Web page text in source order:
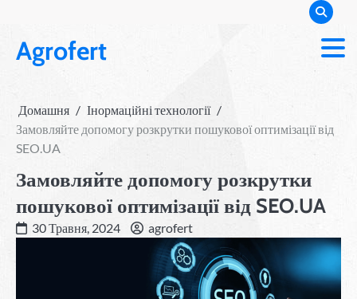
вмістуAgrofert
Домашня
Інормаційні технології
Замовляйте допомогу розкрутки пошукової оптимізації від
SEO.UA
Замовляйте допомогу розкрутки
пошукової оптимізації від SEO.UA
30 Травня, 2024 agrofert